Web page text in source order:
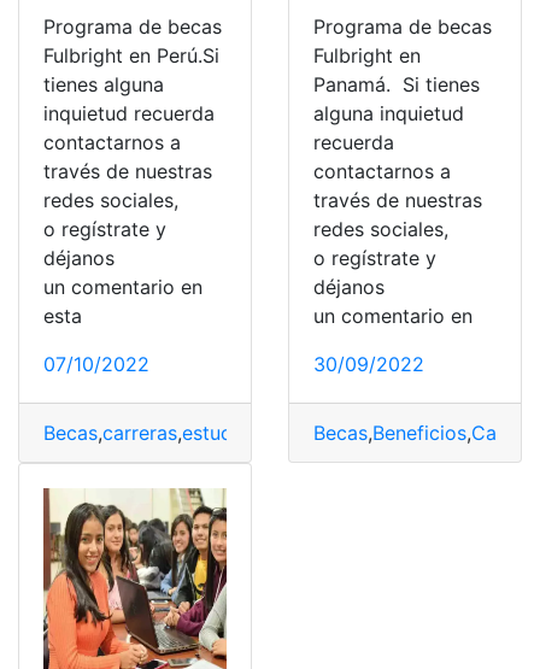
Programa de becas
Fulbright en Perú.Si
tienes alguna
inquietud recuerda
contactarnos a
través de nuestras
redes sociales,
o regístrate y
déjanos
un comentario en
esta
07/10/2022
Becas,carreras,estudio Fulbright,Maestrías,Perú,
Programa de becas
Fulbright en
Panamá. Si tienes
alguna inquietud
recuerda
contactarnos a
través de nuestras
redes sociales,
o regístrate y
déjanos
un comentario en
30/09/2022
Becas,Beneficios,